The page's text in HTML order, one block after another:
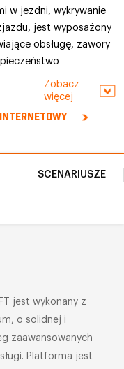
w jezdni, wykrywanie
jest wyposażony
obsługę, zawory
platformę
to wydajne i
Zobacz
więcej
SCENARIUSZE
jest wykonany z
o solidnej i
zaawansowanych
Platforma jest